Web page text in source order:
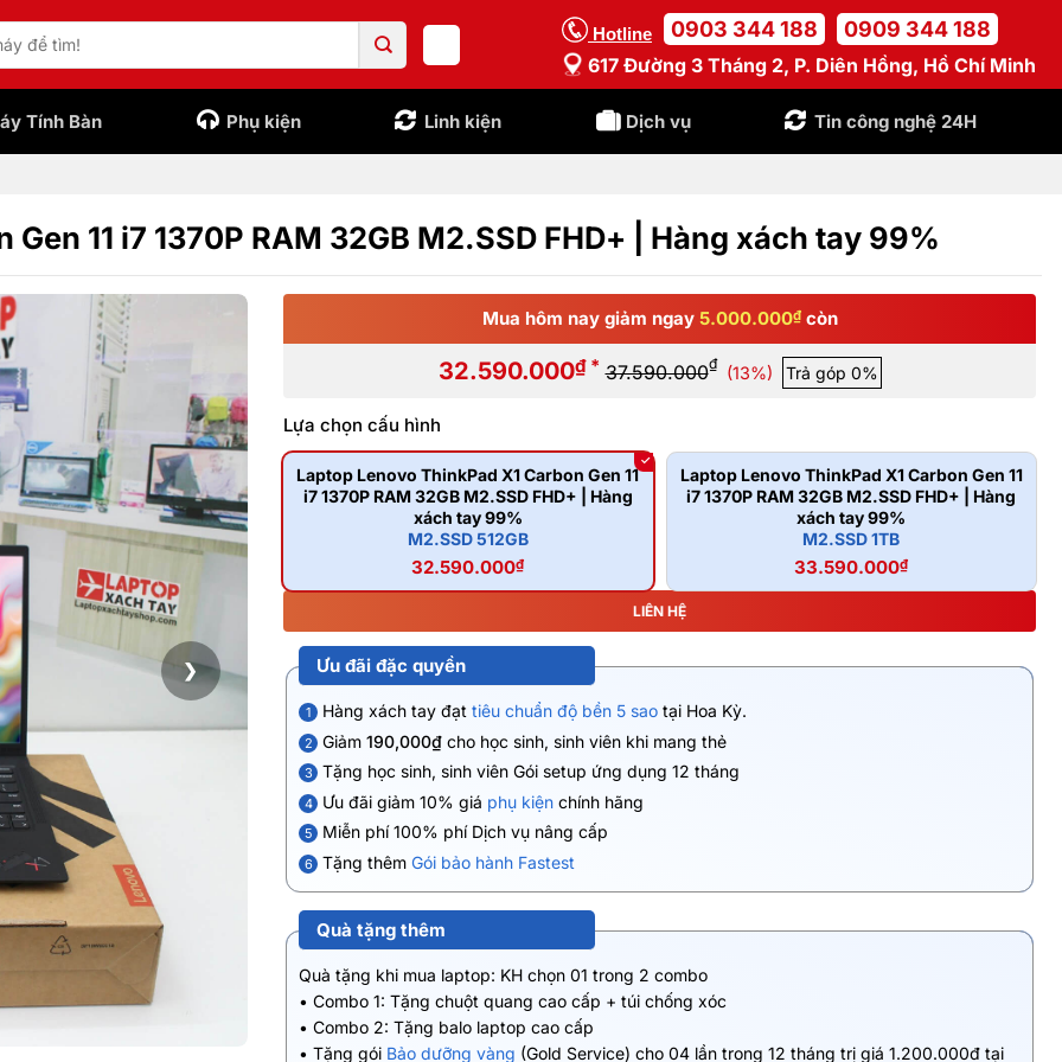
Hotline 0903 344 188 0909 344 188
617 Đường 3 Tháng 2, P. Diên Hồng, Hồ Chí Minh
Tính Bàn Phụ kiện Linh kiện Dịch vụ Tin công nghệ 24H
11 i7 1370P RAM 32GB M2.SSD FHD+ | Hàng xách tay 99%
❯
Mua hôm nay giảm ngay 5.000.000₫ còn
32.590.000₫ * 37.590.000₫ (13%) Trả góp 0%
Lựa chọn cấu hình
Laptop Lenovo ThinkPad X1 Carbon Gen 11
i7 1370P RAM 32GB M2.SSD FHD+ | Hàng
xách tay 99%
M2.SSD 512GB
32.590.000₫
Laptop Lenovo ThinkPad X1 Carbon Gen 11
i7 1370P RAM 32GB M2.SSD FHD+ | Hàng
xách tay 99%
M2.SSD 1TB
33.590.000₫
LIÊN HỆ
Ưu đãi đặc quyền
1 Hàng xách tay đạt tiêu chuẩn độ bền 5 sao tại Hoa Kỳ.
2 Giảm 190,000₫ cho học sinh, sinh viên khi mang thẻ
3 Tặng học sinh, sinh viên Gói setup ứng dụng 12 tháng
4 Ưu đãi giảm 10% giá phụ kiện chính hãng
5 Miễn phí 100% phí Dịch vụ nâng cấp
6 Tặng thêm Gói bảo hành Fastest
Quà tặng thêm
Quà tặng khi mua laptop: KH chọn 01 trong 2 combo
• Combo 1: Tặng chuột quang cao cấp + túi chống xóc
• Combo 2: Tặng balo laptop cao cấp
• Tặng gói Bảo dưỡng vàng (Gold Service) cho 04 lần trong 12 tháng trị giá 1.200.000đ tại